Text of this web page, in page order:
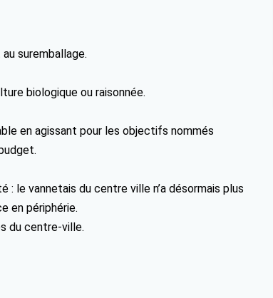
suremballage.
biologique ou raisonnée.
en agissant pour les objectifs nommés
le vannetais du centre ville n’a désormais plus
en périphérie.
du centre-ville.